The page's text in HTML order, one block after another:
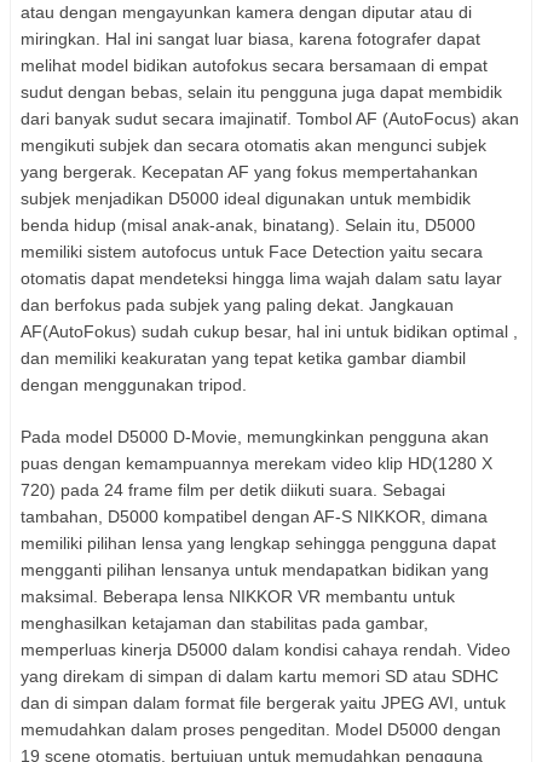
atau dengan mengayunkan kamera dengan diputar atau di
miringkan. Hal ini sangat luar biasa, karena fotografer dapat
melihat model bidikan autofokus secara bersamaan di empat
sudut dengan bebas, selain itu pengguna juga dapat membidik
dari banyak sudut secara imajinatif. Tombol AF (AutoFocus) akan
mengikuti subjek dan secara otomatis akan mengunci subjek
yang bergerak. Kecepatan AF yang fokus mempertahankan
subjek menjadikan D5000 ideal digunakan untuk membidik
benda hidup (misal anak-anak, binatang). Selain itu, D5000
memiliki sistem autofocus untuk Face Detection yaitu secara
otomatis dapat mendeteksi hingga lima wajah dalam satu layar
dan berfokus pada subjek yang paling dekat. Jangkauan
AF(AutoFokus) sudah cukup besar, hal ini untuk bidikan optimal ,
dan memiliki keakuratan yang tepat ketika gambar diambil
dengan menggunakan tripod.
Pada model D5000 D-Movie, memungkinkan pengguna akan
puas dengan kemampuannya merekam video klip HD(1280 X
720) pada 24 frame film per detik diikuti suara. Sebagai
tambahan, D5000 kompatibel dengan AF-S NIKKOR, dimana
memiliki pilihan lensa yang lengkap sehingga pengguna dapat
mengganti pilihan lensanya untuk mendapatkan bidikan yang
maksimal. Beberapa lensa NIKKOR VR membantu untuk
menghasilkan ketajaman dan stabilitas pada gambar,
memperluas kinerja D5000 dalam kondisi cahaya rendah. Video
yang direkam di simpan di dalam kartu memori SD atau SDHC
dan di simpan dalam format file bergerak yaitu JPEG AVI, untuk
memudahkan dalam proses pengeditan. Model D5000 dengan
19 scene otomatis, bertujuan untuk memudahkan pengguna